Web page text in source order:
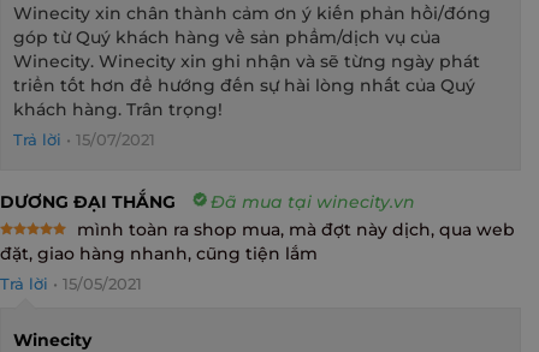
Winecity xin chân thành cảm ơn ý kiến phản hồi/đóng
góp từ Quý khách hàng về sản phẩm/dịch vụ của
Winecity. Winecity xin ghi nhận và sẽ từng ngày phát
triển tốt hơn để hướng đến sự hài lòng nhất của Quý
khách hàng. Trân trọng!
Trả lời • 15/07/2021
DƯƠNG ĐẠI THẮNG Đã mua tại winecity.vn
Rated 5
out of 5
mình toàn ra shop mua, mà đợt này dịch, qua web
đặt, giao hàng nhanh, cũng tiện lắm
Trả lời • 15/05/2021
Winecity